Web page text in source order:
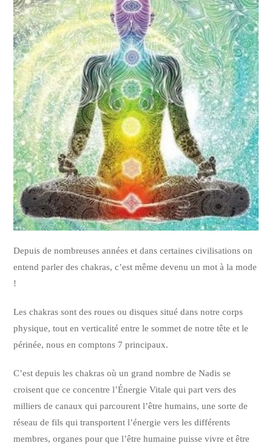
Depuis de nombreuses années et dans certaines civilisations on
entend parler des chakras, c’est même devenu un mot à la mode
!
Les chakras sont des roues ou disques situé dans notre corps
physique, tout en verticalité entre le sommet de notre tête et le
périnée, nous en comptons 7 principaux.
C’est depuis les chakras où un grand nombre de Nadis se
croisent que ce concentre l’Énergie Vitale qui part vers des
milliers de canaux qui parcourent l’être humains, une sorte de
réseau de fils qui transportent l’énergie vers les différents
membres, organes pour que l’être humaine puisse vivre et être